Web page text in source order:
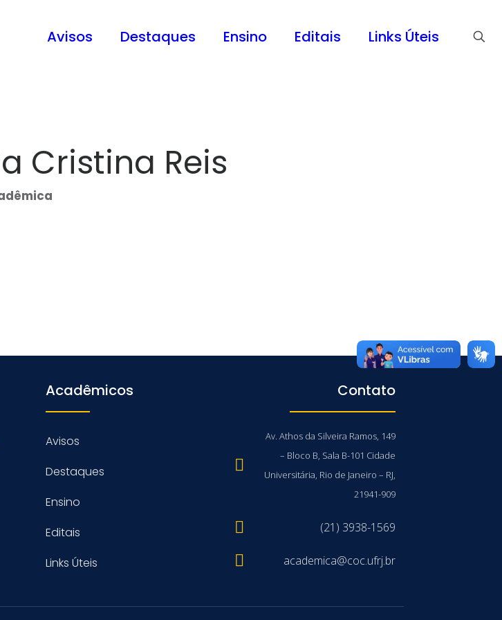
Avisos Destaques Ensino Editais Links Úteis
Cristina Reis
Acadêmicos
Avisos
Destaques
Ensino
Editais
Links Úteis
Contato
Av. Athos da Silveira Ramos, 149
– Bloco B, Sala B-101 Cidade
Universitária, Rio de Janeiro – RJ,
21941-909
(21) 3938-1569
academica@coc.ufrj.br